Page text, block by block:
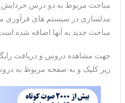
مباحث مربوط به دو درس خردایش
مدلسازی در سیستم های فرآوری
مباحث جدید به آنها اضافه شده
جهت مشاهده دروس و دریافت
زیر کلیک و به صفحه مربوط به